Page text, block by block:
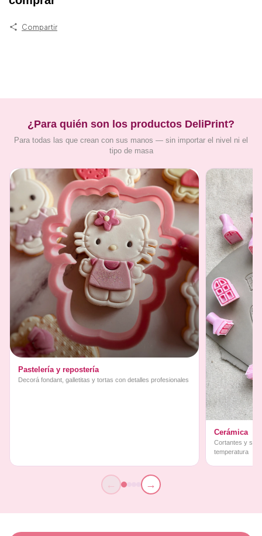
Compartir
¿Para quién son los productos DeliPrint?
Para todas las que crean con sus manos — sin importar el nivel ni el
tipo de masa
Pastelería y repostería
Decorá fondant, galletitas y tortas con detalles profesionales
Cerámica
Cortantes y
temperatura
← →